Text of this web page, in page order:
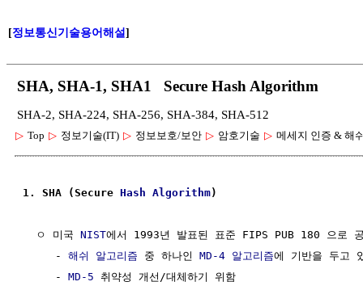
[정보통신기술용어해설]
SHA, SHA-1, SHA1 Secure Hash Algorithm
SHA-2, SHA-224, SHA-256, SHA-384, SHA-512
▷ Top ▷ 정보기술(IT) ▷ 정보보호/보안 ▷ 암호기술 ▷ 메세지 인증 & 해
1. SHA (Secure Hash Algorithm)
  ㅇ 미국
NIST에서 1993년 발표된 표준 FIPS PUB 180 으로
     -
해쉬 알고리즘 중 하나인 MD-4 알고리즘에 기반을 두고
     -
MD-5 취약성 개선/대체하기 위함